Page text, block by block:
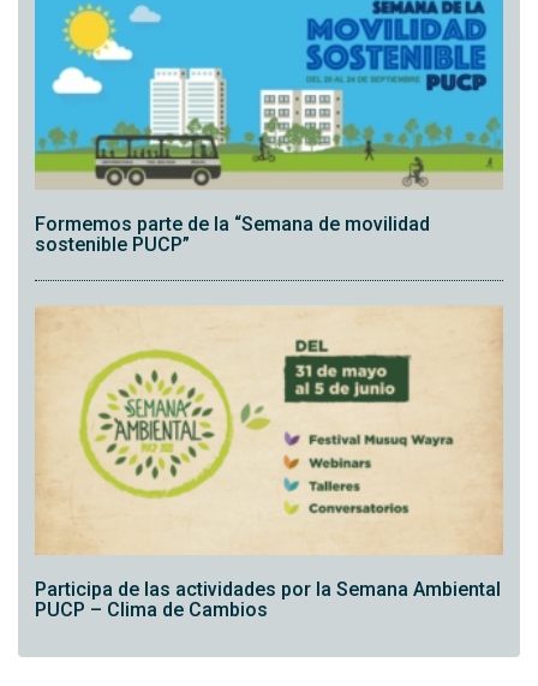
Formemos parte de la “Semana de movilidad
sostenible PUCP”
Participa de las actividades por la Semana Ambiental
PUCP – Clima de Cambios